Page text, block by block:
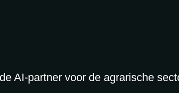
AI-partner voor de agrarische